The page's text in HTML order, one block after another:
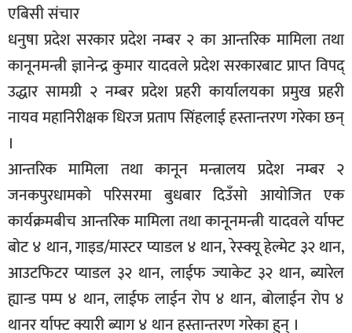
दुनिया
बिचार
कुराकानी
जीवनशैली
सूचना-
प्रवधि
एबिसी संचार
धनुषा प्रदेश सरकार प्रदेश नम्बर २ का आन्तरिक मामिला तथा
कानूनमन्त्री ज्ञानेन्द्र कुमार यादवले प्रदेश सरकारबाट प्राप्त विपद्
उद्धार सामग्री २ नम्बर प्रदेश प्रहरी कार्यालयका प्रमुख प्रहरी
नायव महानिरीक्षक धिरज प्रताप सिंहलाई हस्तान्तरण गरेका छन्
।
आन्तरिक मामिला तथा कानून मन्त्रालय प्रदेश नम्बर २
जनकपुरधामको परिसरमा बुधबार दिउँसो आयोजित एक
कार्यक्रमबीच आन्तरिक मामिला तथा कानूनमन्त्री यादवले र्याफ्ट
बोट ४ थान, गाइड/मास्टर प्याडल ४ थान, रेस्क्यू हेल्मेट ३२ थान,
आउटफिटर प्याडल ३२ थान, लाईफ ज्याकेट ३२ थान, ब्यारेल
ह्यान्ड पम्प ४ थान, लाईफ लाईन रोप ४ थान, बोलाईन रोप ४
थानर र्याफ्ट क्यारी ब्याग ४ थान हस्तान्तरण गरेका हुन् ।